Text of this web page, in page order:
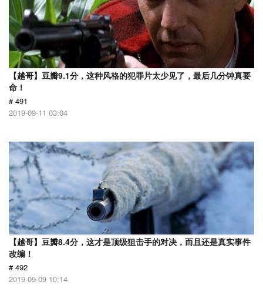
【越哥】豆瓣9.1分，这种风格的犯罪片太少见了，最后几分钟真要
命！
# 491
2019-09-11 03:04
【越哥】豆瓣8.4分，这才是顶级狙击手的对决，而且还是真实事件
改编！
# 492
2019-09-09 10:14